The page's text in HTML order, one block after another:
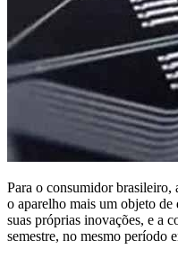
Para o consumidor
o aparelho mais um objeto
suas próprias inovações, e a
semestre, no mesmo período